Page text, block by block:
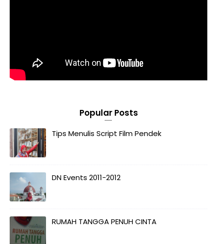
Popular Posts
Tips Menulis Script Film Pendek
DN Events 2011-2012
RUMAH TANGGA PENUH CINTA